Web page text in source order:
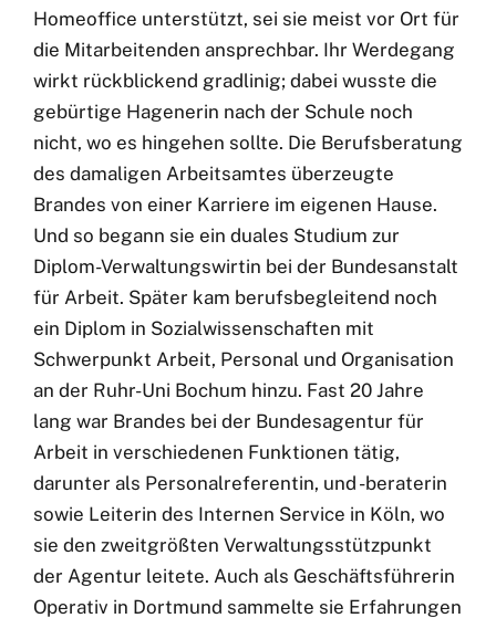
Homeoffice unterstützt, sei sie meist vor Ort für
die Mitarbeitenden ansprechbar. Ihr Werdegang
wirkt rückblickend gradlinig; dabei wusste die
gebürtige Hagenerin nach der Schule noch
nicht, wo es hingehen sollte. Die Berufsberatung
des damaligen Arbeitsamtes überzeugte
Brandes von einer Karriere im eigenen Hause.
Und so begann sie ein duales Studium zur
Diplom-Verwaltungswirtin bei der Bundesanstalt
für Arbeit. Später kam berufsbegleitend noch
ein Diplom in Sozialwissenschaften mit
Schwerpunkt Arbeit, Personal und Organisation
an der Ruhr-Uni Bochum hinzu. Fast 20 Jahre
lang war Brandes bei der Bundesagentur für
Arbeit in verschiedenen Funktionen tätig,
darunter als Personalreferentin, und -beraterin
sowie Leiterin des Internen Service in Köln, wo
sie den zweitgrößten Verwaltungsstützpunkt
der Agentur leitete. Auch als Geschäftsführerin
Operativ in Dortmund sammelte sie Erfahrungen